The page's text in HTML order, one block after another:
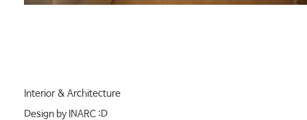
nterior & Architecture
Design by INARC :D